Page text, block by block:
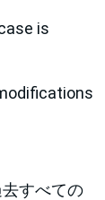
is
すべての